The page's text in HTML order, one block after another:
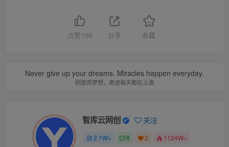
点赞 160 分享 收藏
Never give up your dreams. Miracles happen everyday.
别放弃梦想，奇迹每天都在上演
智库云网创 关注
2.1W+ 0 2 1124W+